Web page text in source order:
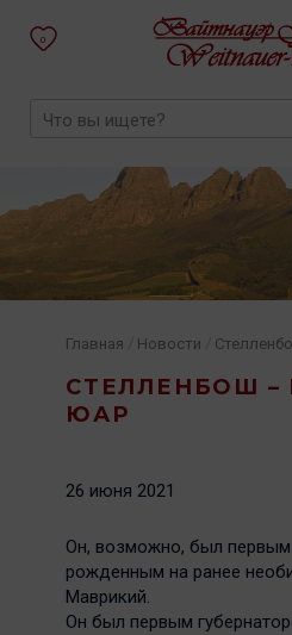
0
СТЕЛЛЕНБОШ –
ЮАР
Главная Новости
26 июня 2021
Он, возможно, был первым
рожденным на ранее
Маврикий.
Он был первым